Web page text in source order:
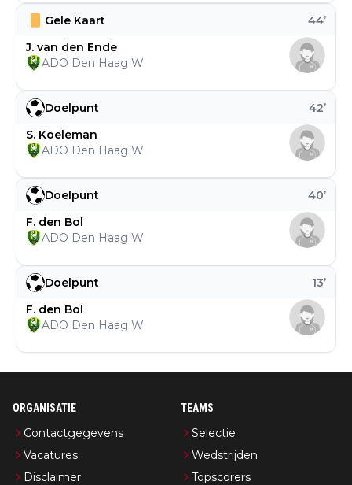
Doelpunt 13’
F. den Bol
ADO Den Haag W
Doelpunt 40’
F. den Bol
ADO Den Haag W
Doelpunt 42’
S. Koeleman
ADO Den Haag W
Gele Kaart 44’
J. van den Ende
ADO Den Haag W
ORGANISATIE
Contactgegevens
Vacatures
Disclaimer
TEAMS
Selectie
Wedstrijden
Topscorers